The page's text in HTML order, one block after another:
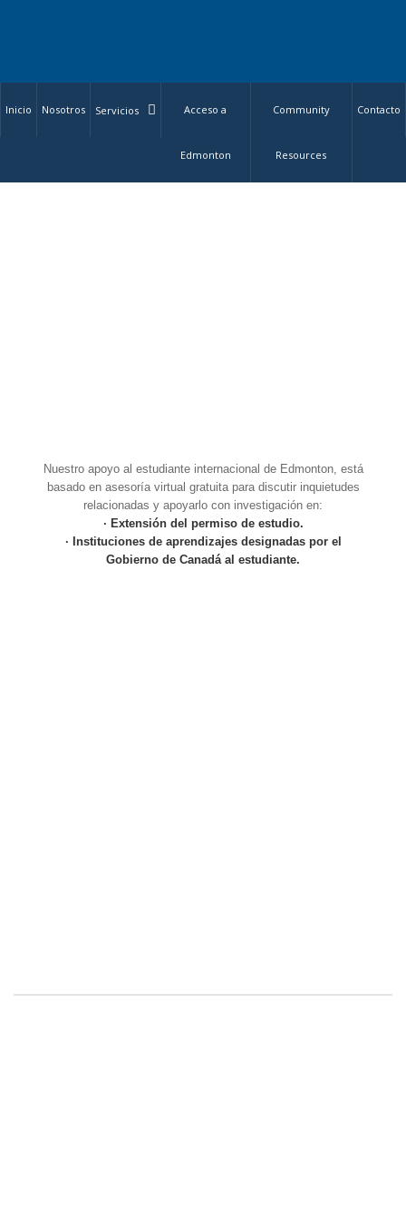
Inicio Nosotros Servicios Acceso a
Edmonton
Community
Resources
Contacto
Nuestro apoyo al estudiante internacional de Edmonton, está
basado en asesoría virtual gratuita para discutir inquietudes
relacionadas y apoyarlo con investigación en:
· Extensión del permiso de estudio.
· Instituciones de aprendizajes designadas por el
Gobierno de Canadá al estudiante.